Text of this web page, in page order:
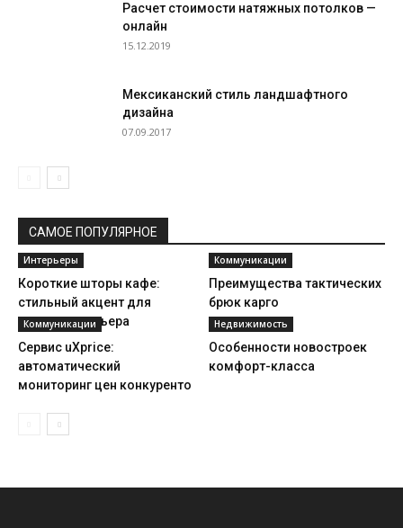
Расчет стоимости натяжных потолков —
онлайн
15.12.2019
Мексиканский стиль ландшафтного
дизайна
07.09.2017
САМОЕ ПОПУЛЯРНОЕ
Интерьеры
Короткие шторы кафе:
стильный акцент для
вашего интерьера
Коммуникации
Преимущества тактических
брюк карго
Коммуникации
Сервис uXprice:
автоматический
мониторинг цен конкуренто
Недвижимость
Особенности новостроек
комфорт-класса